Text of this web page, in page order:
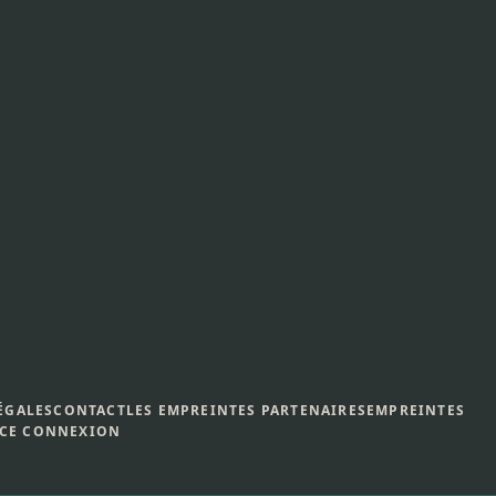
CONTACTLES EMPREINTES PARTENAIRESEMPREINTES
CONNEXION